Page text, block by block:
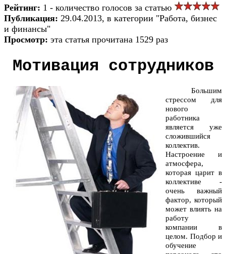
Рейтинг: 1 - количество голосов за статью
Публикация: 29.04.2013, в категории "Работа, бизнес
и финансы"
Просмотр: эта статья прочитана 1529 раз
Мотивация сотрудников
Большим
стрессом для
нового
работника
является уже
сложившийся
коллектив.
Настроение и
атмосфера,
которая царит в
коллективе -
очень важный
фактор, который
может влиять на
работу
компании в
целом. Подбор и
обучение